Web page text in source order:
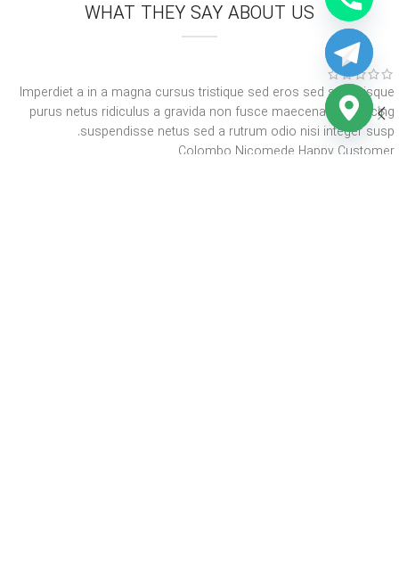
WHAT THEY SAY ABOUT US
Imperdiet a in a magna cursus tristique sed eros sed scelerisque
purus netus ridiculus a gravida non fusce maecenas adipiscing
suspendisse netus sed a rutrum odio nisi integer susp.
Colombo Nicomede Happy Customer